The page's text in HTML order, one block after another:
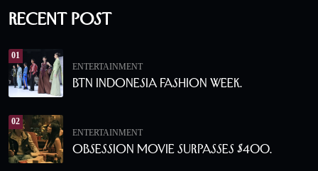
Recent Post
01
ENTERTAINMENT
BTN Indonesia Fashion Week.
02
ENTERTAINMENT
Obsession Movie Surpasses $400.